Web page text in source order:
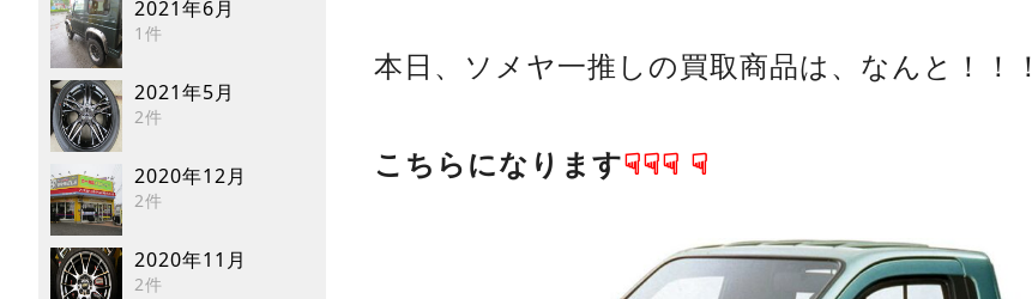
2021年6月
1件
2021年5月
2件
2020年12月
2件
2020年11月
2件
本日、ソメヤ一推しの買取商品は、なんと！！！
こちらになります☟☟☟ ☟